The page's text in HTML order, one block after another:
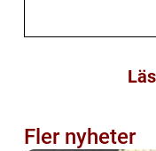
Fler nyheter